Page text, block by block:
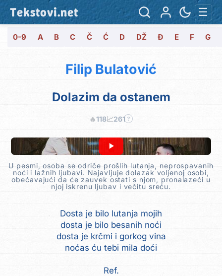
Tekstovi.net ☰
0-9 A B C Č Ć D DŽ Đ E F G
Filip Bulatović
Dolazim da ostanem
🔥118📈261 ?
U pesmi, osoba se odriče prošlih lutanja, neprospavanih
noći i lažnih ljubavi. Najavljuje dolazak voljenoj osobi,
obećavajući da će zauvek ostati s njom, pronalazeći u
njoj iskrenu ljubav i večitu sreću.
Dosta je bilo lutanja mojih
dosta je bilo besanih noći
dosta je krčmi i gorkog vina
noćas ću tebi mila doći
Ref.